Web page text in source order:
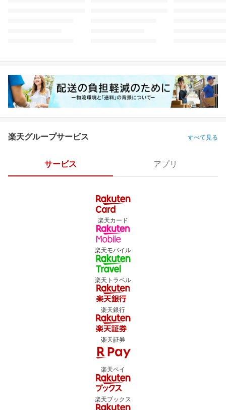
楽天グループサービス すべて見る
サービス アプリ
楽天カード
楽天モバイル
楽天トラベル
楽天銀行
楽天証券
楽天ペイ
楽天ブックス